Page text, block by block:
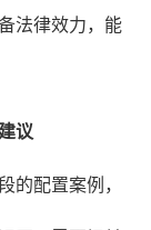
法律效力，能
议
的配置案例，